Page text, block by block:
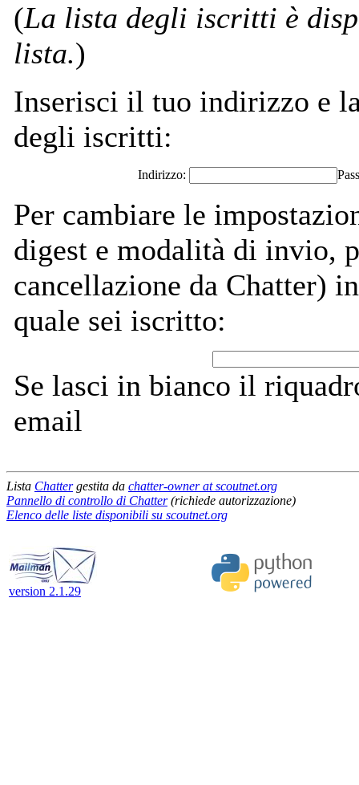
(La lista degli iscritti è
lista.)
Inserisci il tuo indirizzo e
degli iscritti:
Indirizzo:
Per cambiare le
digest e modalità di invio,
cancellazione da Chatter)
quale sei iscritto:
Se lasci in bianco il
email
Lista Chattergestita da chatter-owner at scoutnet.org
Pannello di controllo di Chatter(richiede autorizzazione)
Elenco delle liste disponibili su scoutnet.org
version 2.1.29